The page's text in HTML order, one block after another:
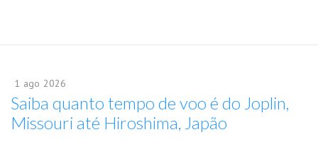
1 ago 2026
Saiba quanto tempo de voo é do Joplin,
Missouri até Hiroshima, Japão